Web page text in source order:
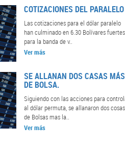
COTIZACIONES DEL PARALELO
Las cotizaciones para el dólar paralelo
han culminado en 6.30 Bolívares fuertes
para la banda de v..
Ver más
SE ALLANAN DOS CASAS MÁS
DE BOLSA.
Siguiendo con las acciones para
al dólar permuta, se allanaron dos cosas
de Bolsas mas la..
Ver más